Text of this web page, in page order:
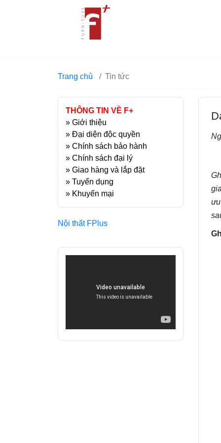
Trang chủ Tin tức
THÔNG TIN VỀ F+
» Giới thiệu
» Đại diện độc quyền
» Chính sách bảo hành
» Chính sách đại lý
» Giao hàng và lắp đặt
» Tuyển dụng
» Khuyến mại
Nội thất FPlus